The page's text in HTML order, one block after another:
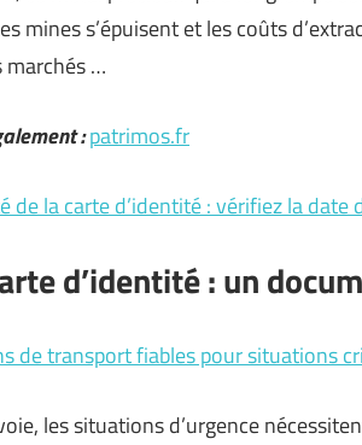
mines s’épuisent et les coûts
marchés …
:patrimos.fr
de la carte d’identité : vérifiez la
d’identité : un
de transport fiables pour situations
les situations d’urgence